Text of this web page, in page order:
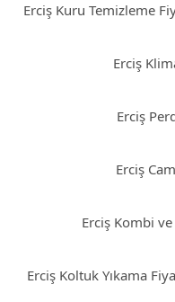
Erciş Kuru Temizleme
Erciş
Erciş
Erciş
Erciş Kombi
Erciş Koltuk Yıkama